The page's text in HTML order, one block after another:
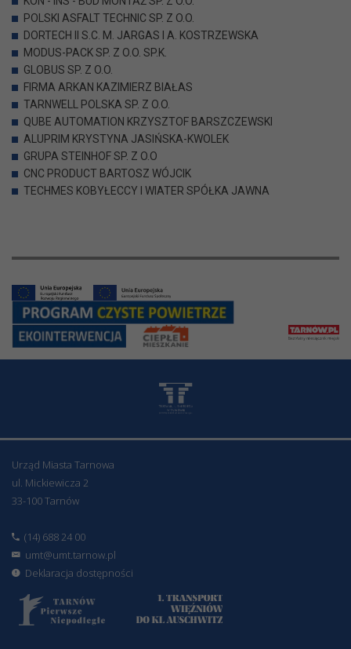
POLSKI ASFALT TECHNIC SP. Z O.O.
DORTECH II S.C. M. JARGAS I A. KOSTRZEWSKA
MODUS-PACK SP. Z O.O. SP.K.
GLOBUS SP. Z O.O.
FIRMA ARKAN KAZIMIERZ BIAŁAS
TARNWELL POLSKA SP. Z O.O.
QUBE AUTOMATION KRZYSZTOF BARSZCZEWSKI
ALUPRIM KRYSTYNA JASIŃSKA-KWOLEK
GRUPA STEINHOF SP. Z O.O
CNC PRODUCT BARTOSZ WÓJCIK
TECHMES KOBYŁECCY I WIATER SPÓŁKA JAWNA
Urząd Miasta Tarnowa
ul. Mickiewicza 2
33-100 Tarnów
(14) 688 24 00
umt@umt.tarnow.pl
Deklaracja dostępności